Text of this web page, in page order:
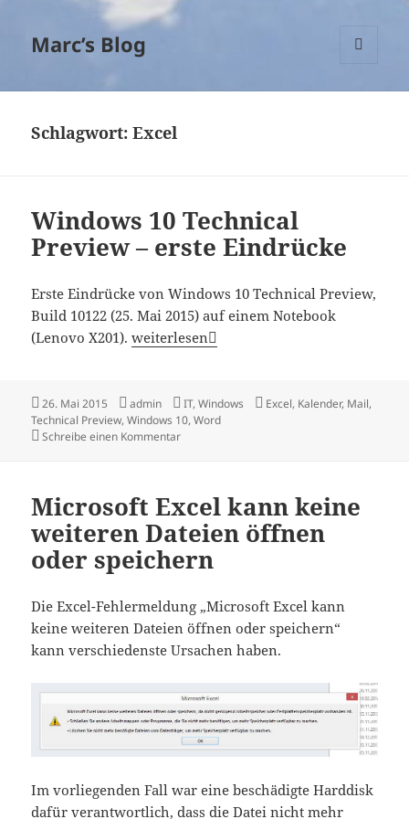
Marc’s Blog
Schlagwort:Excel
Windows 10 Technical
Preview – erste Eindrücke
Erste Eindrücke von Windows 10 Technical Preview,
Build 10122 (25. Mai 2015) auf einem Notebook
(Lenovo X201).Windows 10 Technical Preview – erste
weiterlesen
Veröffentlicht
am
26. Mai 2015 Autor
admin Kategorien
IT,Windows Schlagwörter
Excel, Kalender, Mail,
Technical Preview,Windows 10,Word
Schreibe einen Kommentarzu Windows 10 Technical Preview – erste
Microsoft Excel kann keine
weiteren Dateien öffnen
oder speichern
Die Excel-Fehlermeldung „Microsoft Excel kann
keine weiteren Dateien öffnen oder speichern“
kann verschiedenste Ursachen haben.
Im vorliegenden Fall war eine beschädigte Harddisk
dafür verantwortlich, dass die Datei nicht mehr